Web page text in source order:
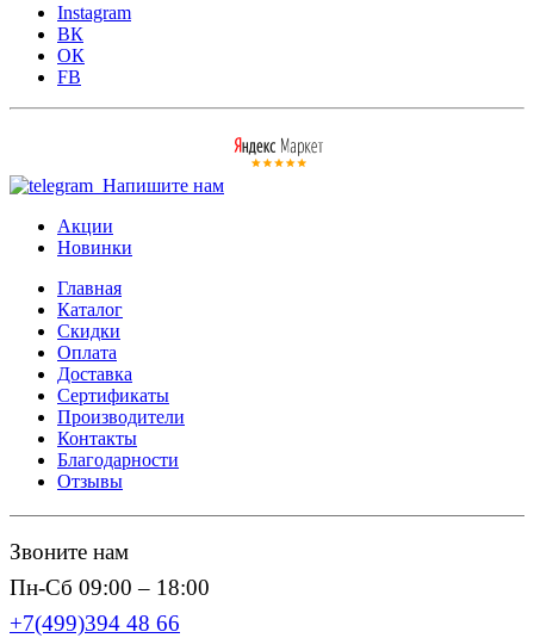
Instagram
ВК
ОК
FB
Напишите нам
Акции
Новинки
Главная
Каталог
Скидки
Оплата
Доставка
Сертификаты
Производители
Контакты
Благодарности
Отзывы
Звоните нам
Пн-Сб 09:00 – 18:00
+7(499)394 48 66